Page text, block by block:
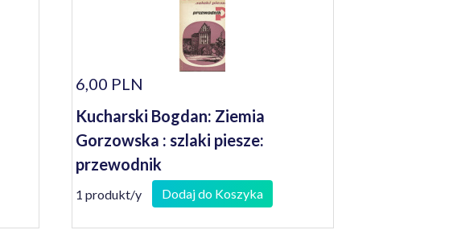
6,00 PLN
Kucharski Bogdan: Ziemia
Gorzowska : szlaki piesze:
przewodnik
1 produkt/y Dodaj do Koszyka